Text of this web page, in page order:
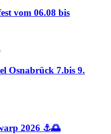
vom 06.08 bis
Osnabrück 7.bis 9.
2026 ⚓🌅